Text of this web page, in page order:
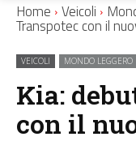
Home Veicoli
Transpotec con il
VEICOLI MONDO LEGGERO
Kia:
con il